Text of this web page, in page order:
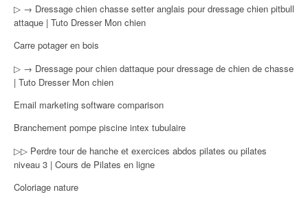
▷ → Dressage chien chasse setter anglais pour dressage chien pitbull
attaque | Tuto Dresser Mon chien
Carre potager en bois
▷ → Dressage pour chien dattaque pour dressage de chien de chasse
| Tuto Dresser Mon chien
Email marketing software comparison
Branchement pompe piscine intex tubulaire
▷▷ Perdre tour de hanche et exercices abdos pilates ou pilates
niveau 3 | Cours de Pilates en ligne
Coloriage nature